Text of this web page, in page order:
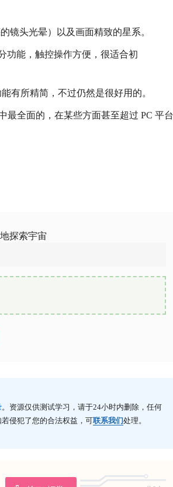
镜头光晕）以及画面精致的星系。
功能，触控操作方便，很适合初
有所精简，不过仍然是很好用的。
最全面的，在某些方面甚至超过 PC 平台
探索宇宙
。资源仅供测试学习，请于24小时内删除，任何
侵犯了您的合法权益，可联系我们处理。